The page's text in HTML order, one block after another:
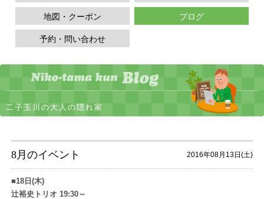
地図・クーポン ブログ
予約・問い合わせ
二子玉川の大人の隠れ家
8月のイベント 2016年08月13日(土)
■18日(木)
辻裕史トリオ 19:30～